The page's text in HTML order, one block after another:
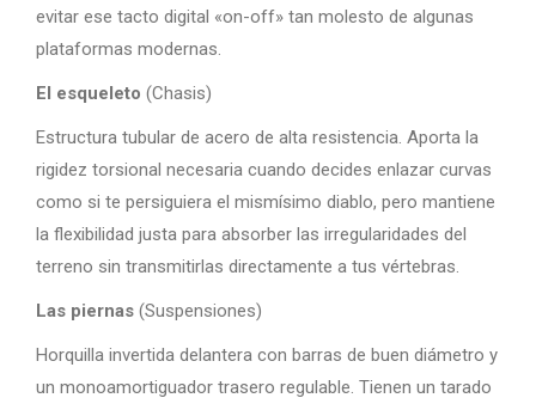
evitar ese tacto digital «on-off» tan molesto de algunas
plataformas modernas.
El esqueleto (Chasis)
Estructura tubular de acero de alta resistencia. Aporta la
rigidez torsional necesaria cuando decides enlazar curvas
como si te persiguiera el mismísimo diablo, pero mantiene
la flexibilidad justa para absorber las irregularidades del
terreno sin transmitirlas directamente a tus vértebras.
Las piernas (Suspensiones)
Horquilla invertida delantera con barras de buen diámetro y
un monoamortiguador trasero regulable. Tienen un tarado